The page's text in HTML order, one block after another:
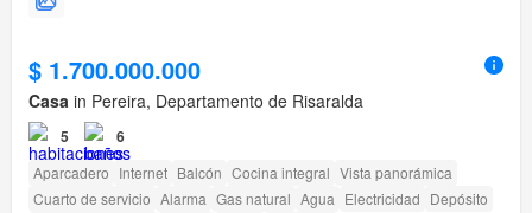
$ 1.700.000.000
Casa in Pereira, Departamento de Risaralda
5 6
Aparcadero Internet Balcón Cocina integral Vista panorámica
Cuarto de servicio Alarma Gas natural Agua Electricidad Depósito